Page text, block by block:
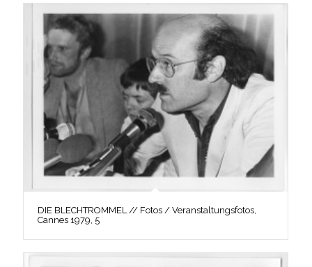
DIE BLECHTROMMEL // Fotos / Veranstaltungsfotos,
Cannes 1979, 5